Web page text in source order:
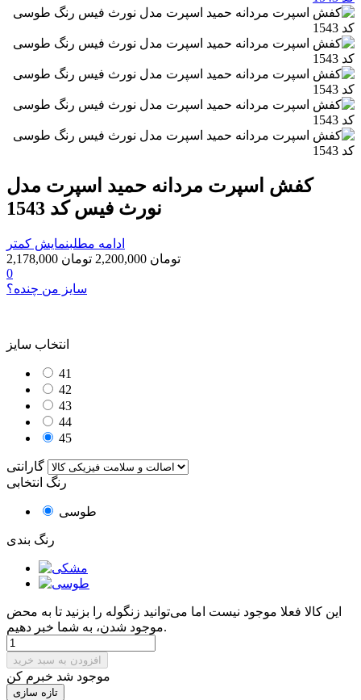
کفش اسپرت مردانه حمید اسپرت مدل
نورث فیس کد 1543
ادامه مطلبنمایش کمتر
2,178,000 تومان 2,200,000 تومان
0
سایز من چنده؟
انتخاب سایز
41
42
43
44
45
گارانتی
رنگ انتخابی
طوسی
رنگ بندی
این کالا فعلا موجود نیست اما می‌توانید زنگوله را بزنید تا به محض
موجود شدن، به شما خبر دهیم.
افزودن به سبد خرید
موجود شد خبرم کن